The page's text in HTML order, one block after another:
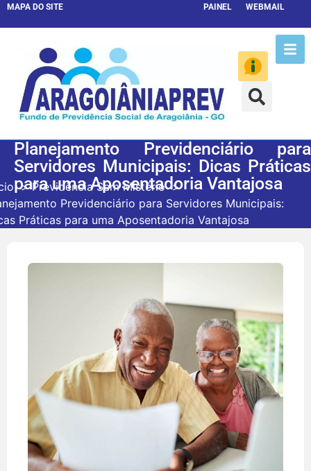
MAPA DO SITE PAINEL WEBMAIL
Planejamento Previdenciário para
Servidores Municipais: Dicas Práticas
para uma Aposentadoria Vantajosa
Previdência Sem Mistério
Previdenciário para Servidores Municipais:
Práticas para uma Aposentadoria Vantajosa